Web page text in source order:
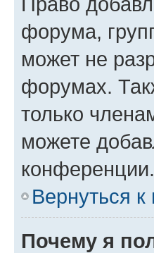
форума,
может не
форумах.
только
можете
конференции.
Вернуться к
Почему я